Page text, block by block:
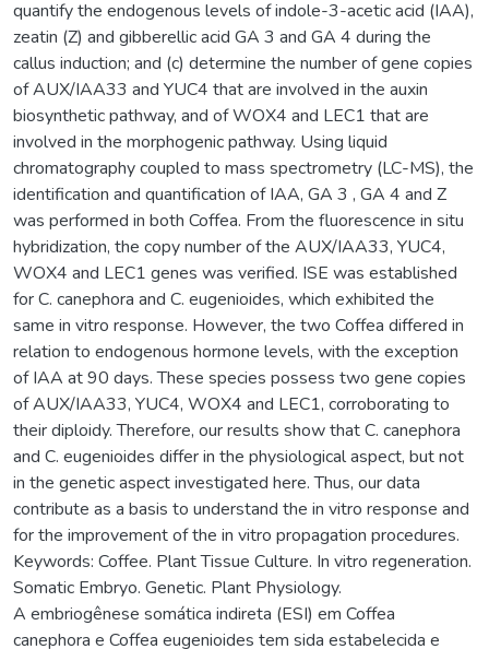
quantify the endogenous levels of indole-3-acetic acid (IAA),
zeatin (Z) and gibberellic acid GA 3 and GA 4 during the
callus induction; and (c) determine the number of gene copies
of AUX/IAA33 and YUC4 that are involved in the auxin
biosynthetic pathway, and of WOX4 and LEC1 that are
involved in the morphogenic pathway. Using liquid
chromatography coupled to mass spectrometry (LC-MS), the
identification and quantification of IAA, GA 3 , GA 4 and Z
was performed in both Coffea. From the fluorescence in situ
hybridization, the copy number of the AUX/IAA33, YUC4,
WOX4 and LEC1 genes was verified. ISE was established
for C. canephora and C. eugenioides, which exhibited the
same in vitro response. However, the two Coffea differed in
relation to endogenous hormone levels, with the exception
of IAA at 90 days. These species possess two gene copies
of AUX/IAA33, YUC4, WOX4 and LEC1, corroborating to
their diploidy. Therefore, our results show that C. canephora
and C. eugenioides differ in the physiological aspect, but not
in the genetic aspect investigated here. Thus, our data
contribute as a basis to understand the in vitro response and
for the improvement of the in vitro propagation procedures.
Keywords: Coffee. Plant Tissue Culture. In vitro regeneration.
Somatic Embryo. Genetic. Plant Physiology.
A embriogênese somática indireta (ESI) em Coffea
canephora e Coffea eugenioides tem sida estabelecida e